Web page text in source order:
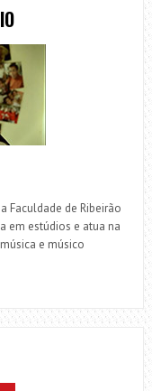
Faculdade de Ribeirão
em estúdios e atua na
e músico